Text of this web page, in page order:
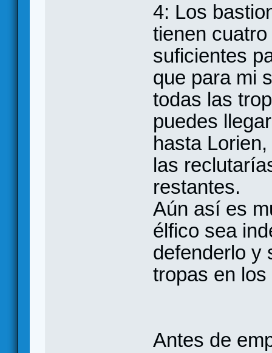
4: Los
tienen
suficientes
que para mi
todas las
puedes
hasta
las
restantes.
Aún así es
élfico sea
defenderlo y
tropas en
Antes de